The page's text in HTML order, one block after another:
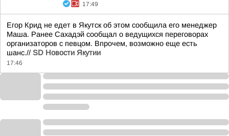
17:49
Егор Крид не едет в Якутск об этом сообщила его менеджер
Маша. Ранее Сахадэй сообщал о ведущихся переговорах
организаторов с певцом. Впрочем, возможно еще есть
шанс.// SD Новости Якутии
17:46